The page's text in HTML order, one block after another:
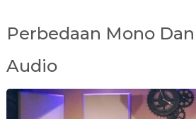
Perbedaan Mono
Audio